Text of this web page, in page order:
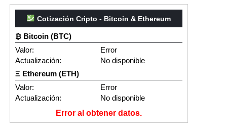
Cotización Cripto - Bitcoin & Ethereum
₿ Bitcoin (BTC)
Valor:
Error
Actualización:
No disponible
Ξ Ethereum (ETH)
Valor:
Error
Actualización:
No disponible
Error al obtener datos.